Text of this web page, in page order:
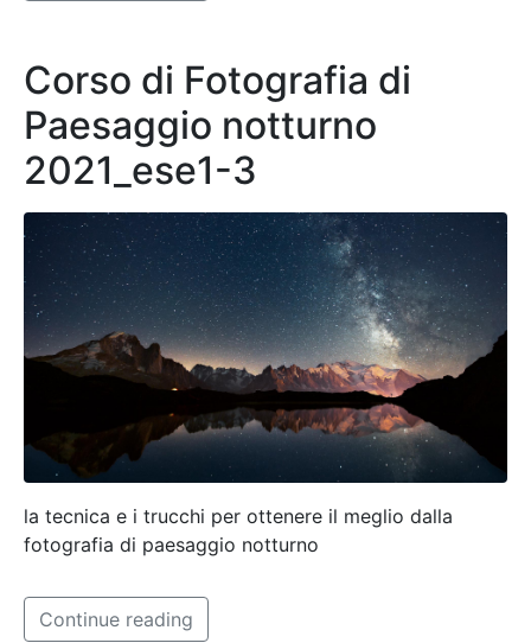
Corso di Fotografia di
Paesaggio notturno
2021_ese1-3
la tecnica e i trucchi per ottenere il meglio dalla
fotografia di paesaggio notturno
Continue reading